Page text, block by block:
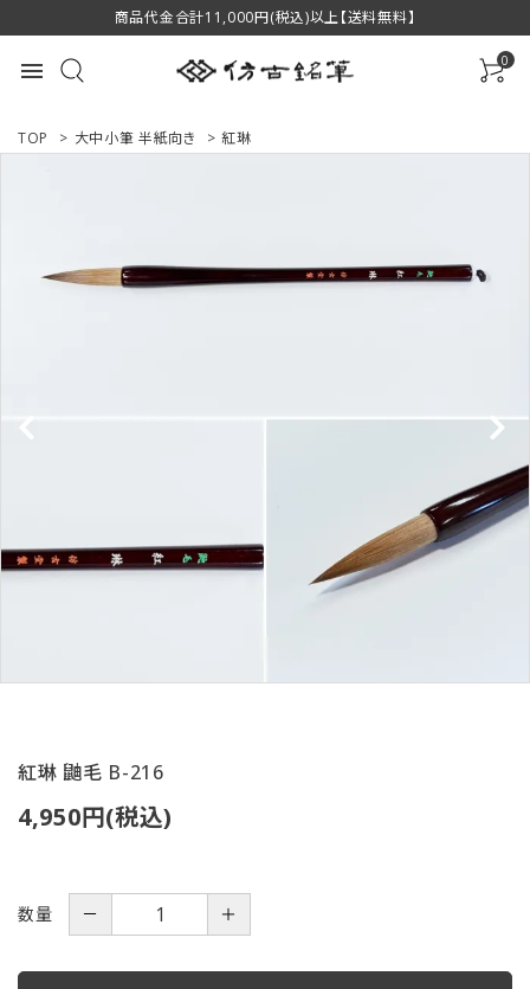
商品代金合計11,000円(税込)以上【送料無料】
menu 0
ご利用ガイド
特定商取引法について
TOP > 大中小筆 半紙向き > 紅琳
紅琳 鼬毛 B-216
4,950円(税込)
数量 － ＋